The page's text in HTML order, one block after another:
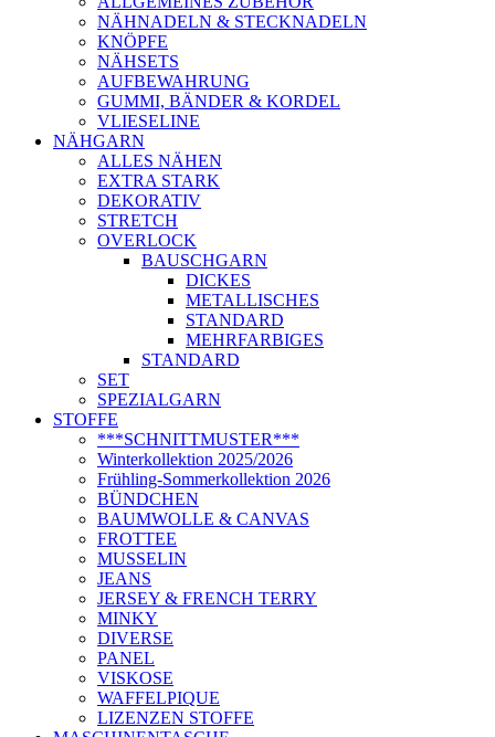
NÄHNADELN & STECKNADELN
KNÖPFE
NÄHSETS
AUFBEWAHRUNG
GUMMI, BÄNDER & KORDEL
VLIESELINE
NÄHGARN
ALLES NÄHEN
EXTRA STARK
DEKORATIV
STRETCH
OVERLOCK
BAUSCHGARN
DICKES
METALLISCHES
STANDARD
MEHRFARBIGES
STANDARD
SET
SPEZIALGARN
STOFFE
***SCHNITTMUSTER***
Winterkollektion 2025/2026
Frühling-Sommerkollektion 2026
BÜNDCHEN
BAUMWOLLE & CANVAS
FROTTEE
MUSSELIN
JEANS
JERSEY & FRENCH TERRY
MINKY
DIVERSE
PANEL
VISKOSE
WAFFELPIQUE
LIZENZEN STOFFE